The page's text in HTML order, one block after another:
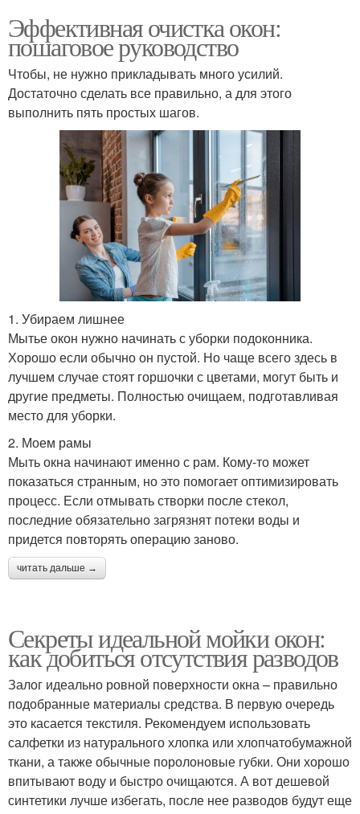
Эффективная очистка окон:
пошаговое руководство
Чтобы, не нужно прикладывать много усилий.
Достаточно сделать все правильно, а для этого
выполнить пять простых шагов.
1. Убираем лишнее
Мытье окон нужно начинать с уборки подоконника.
Хорошо если обычно он пустой. Но чаще всего здесь в
лучшем случае стоят горшочки с цветами, могут быть и
другие предметы. Полностью очищаем, подготавливая
место для уборки.
2. Моем рамы
Мыть окна начинают именно с рам. Кому-то может
показаться странным, но это помогает оптимизировать
процесс. Если отмывать створки после стекол,
последние обязательно загрязнят потеки воды и
придется повторять операцию заново.
читать дальше →
Секреты идеальной мойки окон:
как добиться отсутствия разводов
Залог идеально ровной поверхности окна – правильно
подобранные материалы средства. В первую очередь
это касается текстиля. Рекомендуем использовать
салфетки из натурального хлопка или хлопчатобумажной
ткани, а также обычные поролоновые губки. Они хорошо
впитывают воду и быстро очищаются. А вот дешевой
синтетики лучше избегать, после нее разводов будут еще